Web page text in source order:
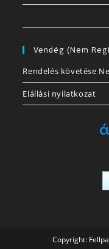
Vendég (nem
Rendelés követése
Elállási nyilatkozat
Copyright: